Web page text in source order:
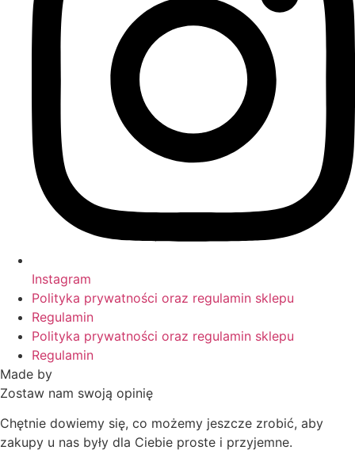
Instagram
Polityka prywatności oraz regulamin sklepu
Regulamin
Polityka prywatności oraz regulamin sklepu
Regulamin
Made by
Zostaw nam swoją opinię
Chętnie dowiemy się, co możemy jeszcze zrobić, aby
zakupy u nas były dla Ciebie proste i przyjemne.